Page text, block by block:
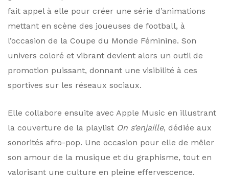
fait appel à elle pour créer une série d’animations
mettant en scène des joueuses de football, à
l’occasion de la Coupe du Monde Féminine. Son
univers coloré et vibrant devient alors un outil de
promotion puissant, donnant une visibilité à ces
sportives sur les réseaux sociaux.
Elle collabore ensuite avec Apple Music en illustrant
la couverture de la playlist On s’enjaille, dédiée aux
sonorités afro-pop. Une occasion pour elle de mêler
son amour de la musique et du graphisme, tout en
valorisant une culture en pleine effervescence.